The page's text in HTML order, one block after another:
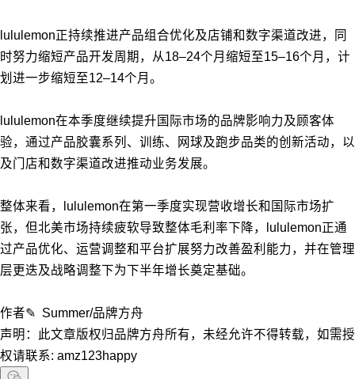
lululemon正持续推进产品组合优化及店铺和数字渠道改进，同
时努力缩短产品开发周期，从18–24个月缩短至15–16个月，计
划进一步缩短至12–14个月。
lululemon在本季度继续提升国际市场的品牌影响力及顾客体
验，通过产品胶囊系列、训练、网球及跑步品类的创新活动，以
及门店和数字渠道改进推动业务发展。
整体来看，lululemon在第一季度实现营收增长和国际市场扩
张，但北美市场持续疲软导致整体毛利率下降，lululemon正通
过产品优化、运营调整和平台扩展努力改善盈利能力，并在管理
层更迭及战略调整下为下半年增长奠定基础。
作者✎ Summer/品牌方舟
声明：此文章版权归品牌方舟所有，未经允许不得转载，如需授
权请联系: amz123happy